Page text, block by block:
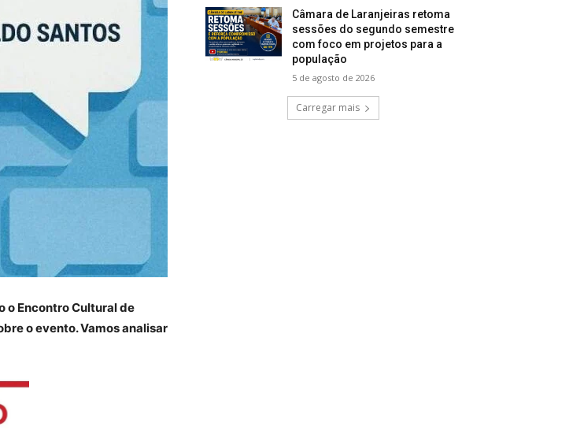
o Encontro Cultural de
o evento. Vamos analisar
Câmara de Laranjeiras retoma
sessões do segundo semestre
com foco em projetos para a
população
5 de agosto de 2026
Carregar mais